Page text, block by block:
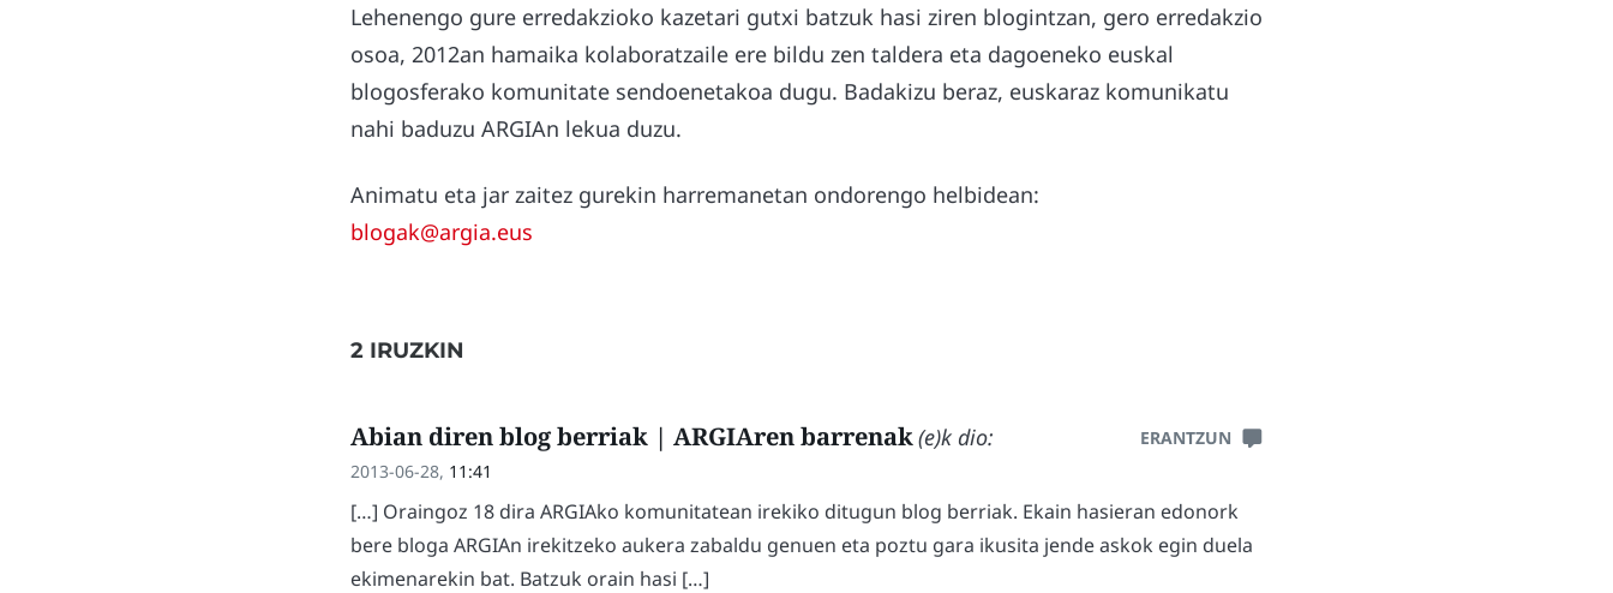
Lehenengo gure erredakzioko kazetari gutxi batzuk hasi ziren blogintzan, gero erredakzio
osoa, 2012an hamaika kolaboratzaile ere bildu zen taldera eta dagoeneko euskal
blogosferako komunitate sendoenetakoa dugu. Badakizu beraz, euskaraz komunikatu
nahi baduzu ARGIAn lekua duzu.
Animatu eta jar zaitez gurekin harremanetan ondorengo helbidean:
blogak@argia.eus
2 IRUZKIN
Abian diren blog berriak | ARGIAren barrenak(e)k dio:
ERANTZUN
2013-06-28, 11:41
[…] Oraingoz 18 dira ARGIAko komunitatean irekiko ditugun blog berriak. Ekain hasieran edonork
bere bloga ARGIAn irekitzeko aukera zabaldu genuen eta poztu gara ikusita jende askok egin duela
ekimenarekin bat. Batzuk orain hasi […]